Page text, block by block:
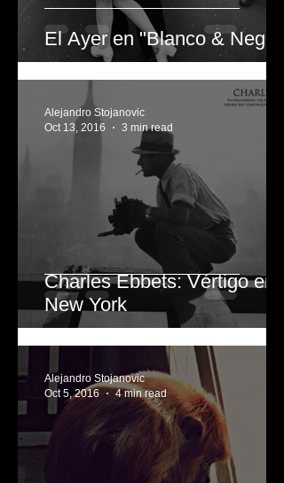
El Ayer en "Blanco & Negro"
Charles Ebbets: Vértigo en
New York
3 min read
Alejandro Stojanovic
4 min read